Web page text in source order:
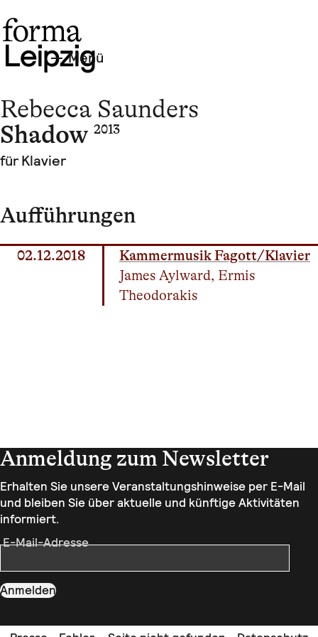
Menü
Rebecca Saunders
Shadow 2013
für Klavier
Aufführungen
02.12.2018
Kammermusik Fagott/Klavier
James Aylward, Ermis
Theodorakis
Anmeldung zum Newsletter
Erhalten Sie unsere Veranstaltungshinweise per E-Mail
und bleiben Sie über aktuelle und künftige Aktivitäten
informiert.
E-Mail-Adresse
Anmelden